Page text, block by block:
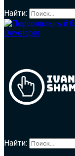
Найти:
Найти: